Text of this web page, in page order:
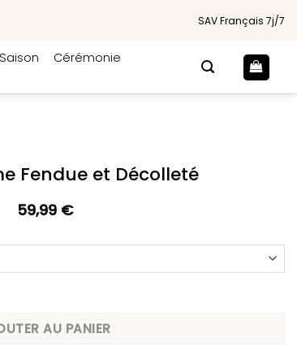
SAV Français 7j/7
Cérémonie
Fendue et Décolleté
59,99 €
et Décolleté
AU PANIER